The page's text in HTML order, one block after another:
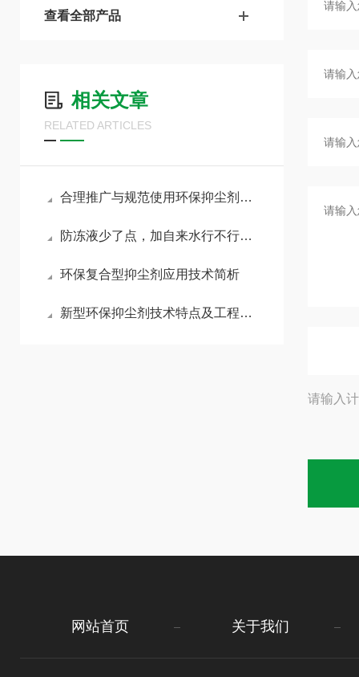
查看全部产品
相关文章
RELATED ARTICLES
合理推广与规范使用环保抑尘剂助力各行业扬尘达标治理
防冻液少了点，加自来水行不行？我心里一直犯嘀咕
环保复合型抑尘剂应用技术简析
新型环保抑尘剂技术特点及工程应用优势
请输入
网站首页 关于我们